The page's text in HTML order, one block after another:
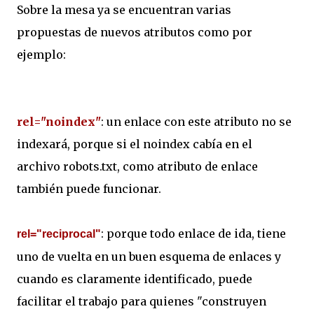
Sobre la mesa ya se encuentran varias
propuestas de nuevos atributos como por
ejemplo:
rel="noindex": un enlace con este atributo no se
indexará, porque si el noindex cabía en el
archivo robots.txt, como atributo de enlace
también puede funcionar.
rel="reciprocal": porque todo enlace de ida, tiene
uno de vuelta en un buen esquema de enlaces y
cuando es claramente identificado, puede
facilitar el trabajo para quienes "construyen